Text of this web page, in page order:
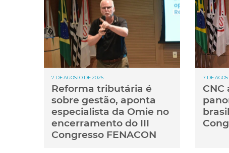
7 DE AGOSTO DE 2026
Reforma tributária é
sobre gestão, aponta
especialista da Omie no
encerramento do III
Congresso FENACON
7 DE
CNC